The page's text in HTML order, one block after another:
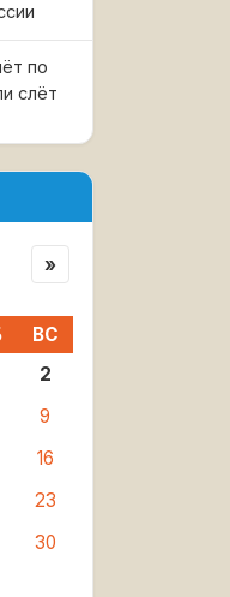
по
слёт
»
ВС
2
9
16
23
30